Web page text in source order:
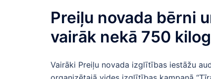
Preiļu novada bērni
vairāk nekā 750
Vairāki Preiļu novada izglītības iestāžu